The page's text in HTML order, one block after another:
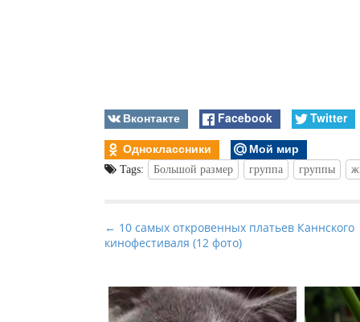
Вконтакте Facebook
Twitter
Одноклассники
Мой мир
Tags: Большой размер группа группы
P
o
t
n
← 10 самых откровенных платьев Каннского
кинофестиваля (12 фото)